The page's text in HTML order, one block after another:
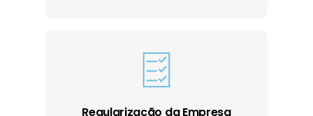
Regularização da Empresa